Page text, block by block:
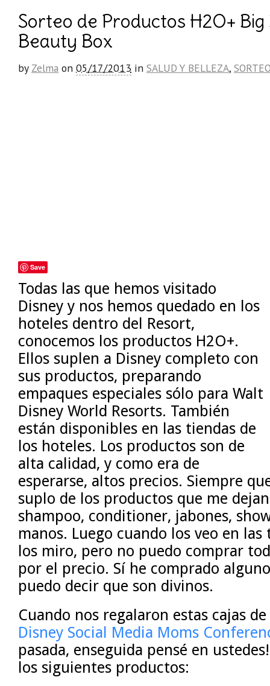
Sorteo de Productos H2O+
Beauty Box
by Zelma on 05/17/2013 in SALUD Y BELLEZA,
Save
Todas las que hemos visitado
Disney y nos hemos quedado en los
hoteles dentro del Resort,
conocemos los productos H2O+.
Ellos suplen a Disney completo con
sus productos, preparando
empaques especiales sólo para Walt
Disney World Resorts. También
están disponibles en las tiendas de
los hoteles. Los productos son de
alta calidad, y como era de
esperarse, altos precios. Siempre
suplo de los productos que me
shampoo, conditioner, jabones,
manos. Luego cuando los veo en
los miro, pero no puedo comprar
por el precio. Sí he comprado
puedo decir que son divinos.
Cuando nos regalaron estas cajas
Disney Social Media Moms
pasada, enseguida pensé en
los siguientes productos: